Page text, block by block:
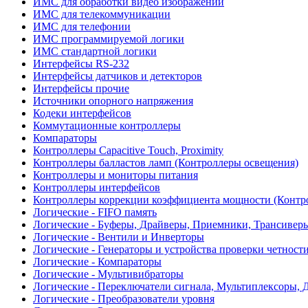
ИМС для телекоммуникации
ИМС для телефонии
ИМС программируемой логики
ИМС стандартной логики
Интерфейсы RS-232
Интерфейсы датчиков и детекторов
Интерфейсы прочие
Источники опорного напряжения
Кодеки интерфейсов
Коммутационные контроллеры
Компараторы
Контроллеры Capacitive Touch, Proximity
Контроллеры балластов ламп (Контроллеры освещения)
Контроллеры и мониторы питания
Контроллеры интерфейсов
Контроллеры коррекции коэффициента мощности
Логические - FIFO память
Логические - Буферы, Драйверы, Приемники,
Логические - Вентили и Инверторы
Логические - Генераторы и устройства проверки четности
Логические - Компараторы
Логические - Мультивибраторы
Логические - Переключатели сигнала, Мультиплексоры,
Логические - Преобразователи уровня